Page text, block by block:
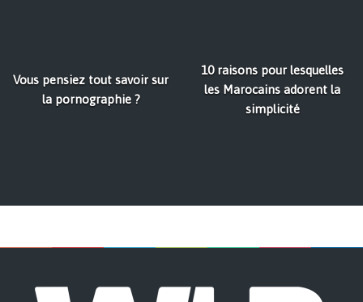
Vous pensiez tout savoir sur
la pornographie ?
10 raisons pour lesquelles
les Marocains adorent la
simplicité